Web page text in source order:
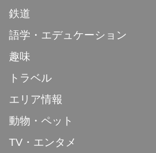
鉄道
語学・エデュケーション
趣味
トラベル
エリア情報
動物・ペット
TV・エンタメ